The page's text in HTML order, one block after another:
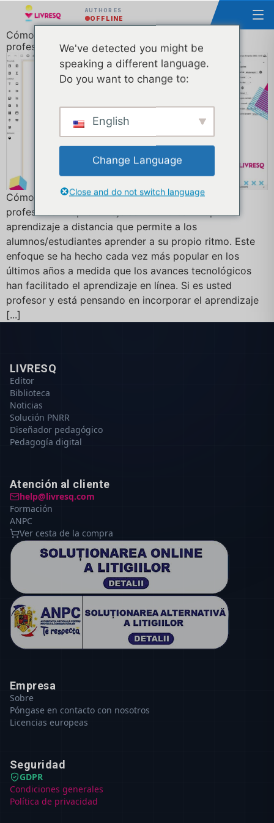
AUTHOR ES
OFFLINE
Cómo enseñar de forma asíncrona: guía para
profesores
Cómo enseñar de forma asíncrona: guía para
profesores El aprendizaje asíncrono es un tipo de
aprendizaje a distancia que permite a los
alumnos/estudiantes aprender a su propio ritmo. Este
enfoque se ha hecho cada vez más popular en los
últimos años a medida que los avances tecnológicos
han facilitado el aprendizaje en línea. Si es usted
profesor y está pensando en incorporar el aprendizaje
[...]
LIVRESQ
Editor
Biblioteca
Noticias
Solución PNRR
Diseñador pedagógico
Pedagogía digital
Atención al cliente
help@livresq.com
Formación
ANPC
Ver cesta de la compra
Empresa
Sobre
Póngase en contacto con nosotros
Licencias europeas
Seguridad
GDPR
Condiciones generales
Política de privacidad
We've detected you might be
speaking a different language.
Do you want to change to:
English
Change Language
Close and do not switch language